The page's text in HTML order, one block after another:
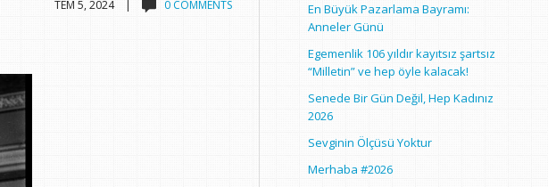
TEM 5, 2024 | 0 COMMENTS
En Büyük Pazarlama Bayramı:
Anneler Günü
Egemenlik 106 yıldır kayıtsız şartsız
“Milletin” ve hep öyle kalacak!
Senede Bir Gün Değil, Hep Kadınız
2026
Sevginin Ölçüsü Yoktur
Merhaba #2026